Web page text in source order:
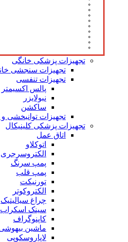
تجهیزات پزشکی خانگی
تجهیزات سنجشی
تجهیزات تنفسی
پالس اکسیمتر
نبولایزر
ساکشن
تجهیزات توانبخشی و
تجهیزات پزشکی کلینیکال
اتاق عمل
اتوکلاو
الکتروسرجری
پمپ سرنگ
پمپ قلب
تورنیکت
الکتروکوتر
چراغ سیالیتیک
سینک اسکراب
کاپنوگراف
ماشین
لاپاروسکوپی